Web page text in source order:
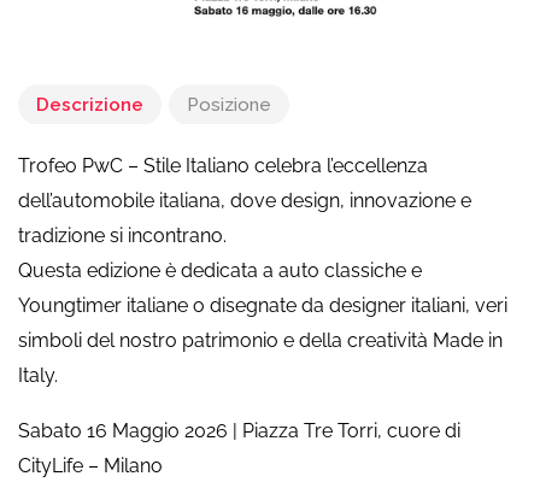
Descrizione Posizione
Trofeo PwC – Stile Italiano celebra l’eccellenza
dell’automobile italiana, dove design, innovazione e
tradizione si incontrano.
Questa edizione è dedicata a auto classiche e
Youngtimer italiane o disegnate da designer italiani, veri
simboli del nostro patrimonio e della creatività Made in
Italy.
Sabato 16 Maggio 2026 | Piazza Tre Torri, cuore di
CityLife – Milano